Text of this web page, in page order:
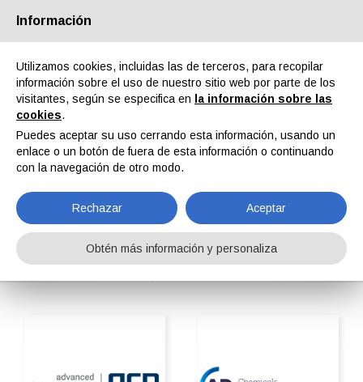
Quiénes somos Socios Contactos Área reservada
Tecnología de superficie
ipcmPedia Buscar por categoria
Información
Utilizamos cookies, incluidas las de terceros, para recopilar
información sobre el uso de nuestro sitio web por parte de los
visitantes, según se especifica en
la información sobre las
cookies.
Puedes aceptar su uso cerrando esta información, usando un
enlace o un botón de fuera de esta información o continuando
con la navegación de otro modo.
Rechazar Aceptar
Obtén más información y personaliza